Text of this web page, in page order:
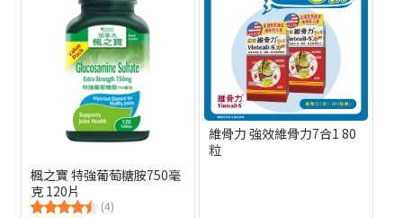
楓之寶 特強葡萄糖胺750毫
克 120片
(4)
維骨力 強效維骨力7合1 80
粒